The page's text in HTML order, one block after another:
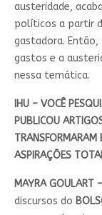
austeridade,
políticos a partir
gastadora.
gastos e a
nessa temática.
IHU – VOCÊ
PUBLICOU
TRANSFORMARAM
ASPIRAÇÕES
MAYRA GOULART –
discursos do